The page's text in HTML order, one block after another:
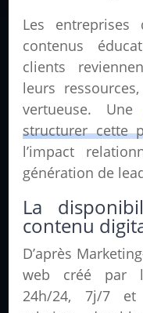
Les entreprises
contenus
clients
leurs
vertueuse. Une
structurer cette
l’impact
génération de
La
contenu
D’après
web créé par
24h/24, 7j/7 et